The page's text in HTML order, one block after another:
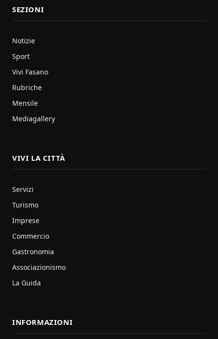
SEZIONI
Notizie
Sport
Vivi Fasano
Rubriche
Mensile
Mediagallery
VIVI LA CITTÀ
Servizi
Turismo
Imprese
Commercio
Gastronomia
Associazionismo
La Guida
INFORMAZIONI